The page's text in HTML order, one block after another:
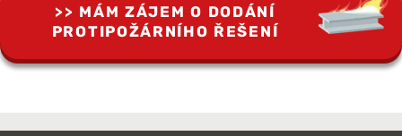
MÁM ZÁJEM O DODÁNÍ
PROTIPOŽÁRNÍHO ŘEŠENÍ